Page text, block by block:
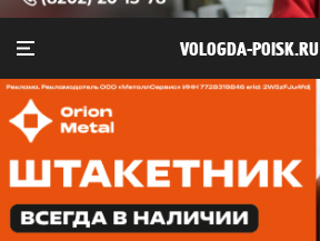
VOLOGDA-POISK.RU